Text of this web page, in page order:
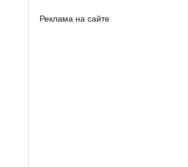
Реклама на сайте